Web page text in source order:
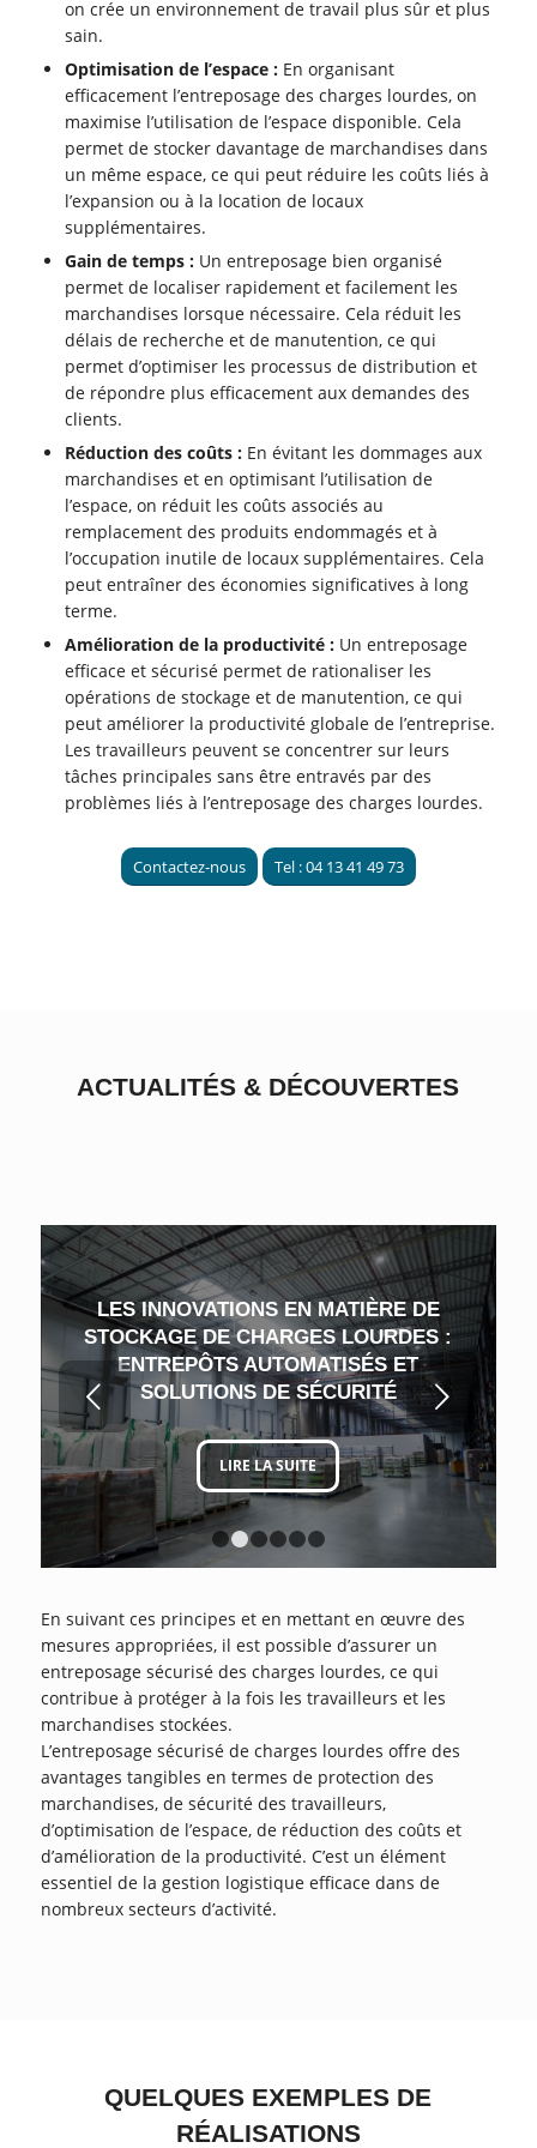
on crée un environnement de travail plus sûr et plus
sain.
Optimisation de l’espace : En organisant
efficacement l’entreposage des charges lourdes, on
maximise l’utilisation de l’espace disponible. Cela
permet de stocker davantage de marchandises dans
un même espace, ce qui peut réduire les coûts liés à
l’expansion ou à la location de locaux
supplémentaires.
Gain de temps : Un entreposage bien organisé
permet de localiser rapidement et facilement les
marchandises lorsque nécessaire. Cela réduit les
délais de recherche et de manutention, ce qui
permet d’optimiser les processus de distribution et
de répondre plus efficacement aux demandes des
clients.
Réduction des coûts : En évitant les dommages aux
marchandises et en optimisant l’utilisation de
l’espace, on réduit les coûts associés au
remplacement des produits endommagés et à
l’occupation inutile de locaux supplémentaires. Cela
peut entraîner des économies significatives à long
terme.
Amélioration de la productivité : Un entreposage
efficace et sécurisé permet de rationaliser les
opérations de stockage et de manutention, ce qui
peut améliorer la productivité globale de l’entreprise.
Les travailleurs peuvent se concentrer sur leurs
tâches principales sans être entravés par des
problèmes liés à l’entreposage des charges lourdes.
Contactez-nous Tel : 04 13 41 49 73
ACTUALITÉS & DÉCOUVERTES
LES INNOVATIONS EN MATIÈRE DE
STOCKAGE DE CHARGES LOURDES :
ENTREPÔTS AUTOMATISÉS ET
SOLUTIONS DE SÉCURITÉ
LIRE LA SUITE
Suivant
En suivant ces principes et en mettant en œuvre des
mesures appropriées, il est possible d’assurer un
entreposage sécurisé des charges lourdes, ce qui
contribue à protéger à la fois les travailleurs et les
marchandises stockées.
L’entreposage sécurisé de charges lourdes offre des
avantages tangibles en termes de protection des
marchandises, de sécurité des travailleurs,
d’optimisation de l’espace, de réduction des coûts et
d’amélioration de la productivité. C’est un élément
essentiel de la gestion logistique efficace dans de
nombreux secteurs d’activité.
QUELQUES EXEMPLES DE
RÉALISATIONS